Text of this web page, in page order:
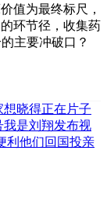
值为最终标尺，
环节径，收集药
主要冲破口？
想晓得正在片子
是刘翔发布视
利他们回国投亲